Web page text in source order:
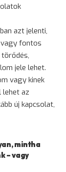
azt jelenti,
fontos
jele lehet.
vagy kinek
lehet az
új kapcsolat,
mintha
– vagy